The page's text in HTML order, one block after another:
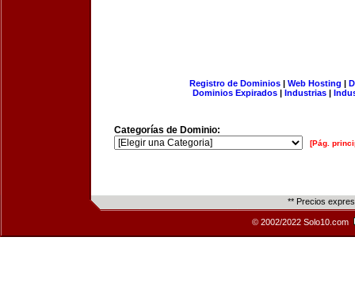
Registro de Dominios| Web Hosting |
Dominios Expirados | Industrias |
Categorías de Dominio:
[Pág.
** Precios
© 2002/2022 Solo10.com